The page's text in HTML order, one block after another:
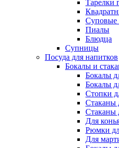
Тарелки
Суповые
Пиалы
Блюдца
Супницы
Посуда для напитков
Бокалы и
Бокалы
Бокалы
Стопки
Стаканы
Стаканы
Для
Рюмки
Для